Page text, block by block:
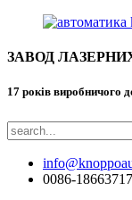
ЗАВОД
17 років виробничого
0086-